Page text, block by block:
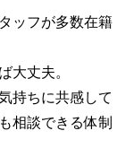
ッフが多数在籍
大丈夫。
持ちに共感して
相談できる体制